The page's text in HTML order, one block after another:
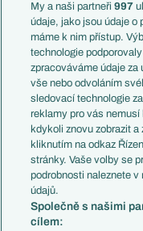
Témata
Představení týmů MS
EuroSkauting
PL v kostce
Evropské koeficienty
Přestupy
Přestupové spekulace
Zranění
Kluby
Arsenal FC
Chelsea FC
Manchester United
AC Milán
My a naši partneři997
údaje, jako jsou údaje o
máme k nim přístup.
technologie
zpracováváme údaje
vše nebo odvoláním
sledovací technologie
reklamy pro vás
kdykoli znovu zobrazit
kliknutím na odkaz
stránky. Vaše volby se
podrobnosti naleznete
údajů.
Společně s našimi
cílem: